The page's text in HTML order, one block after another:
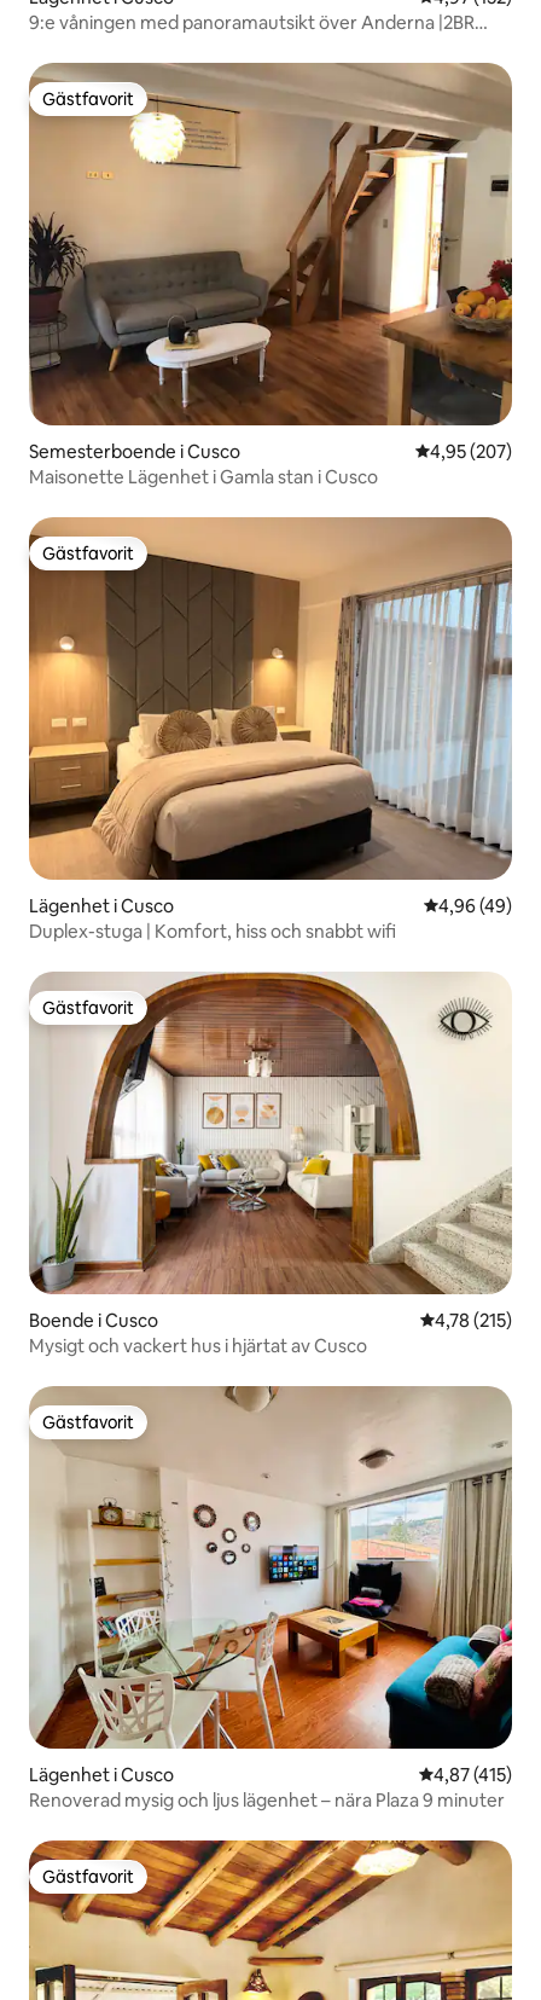
9:e våningen med panoramautsikt över Anderna |2BR
Gästfavorit
Gästfavorit
Semesterboende i Cusco 4,95 av 5 i
4,95 (207)
Maisonette Lägenhet i Gamla stan i Cusco
Gästfavorit
Gästfavorit
Lägenhet i Cusco 4,96 av 5 i
4,96 (49)
Duplex-stuga | Komfort, hiss och snabbt wifi
Gästfavorit
Gästfavorit
Boende i Cusco 4,78 av 5 i
4,78 (215)
Mysigt och vackert hus i hjärtat av Cusco
Gästfavorit
Gästfavorit
Lägenhet i Cusco 4,87 av 5 i
4,87 (415)
Renoverad mysig och ljus lägenhet – nära Plaza 9 minuter
Gästfavorit
Gästfavorit